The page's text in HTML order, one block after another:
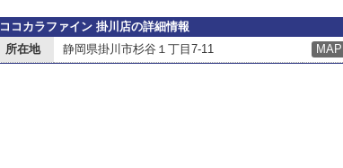
ココカラファイン 掛川店の詳細情報
所在地
静岡県掛川市杉谷１丁目7-11 MAP